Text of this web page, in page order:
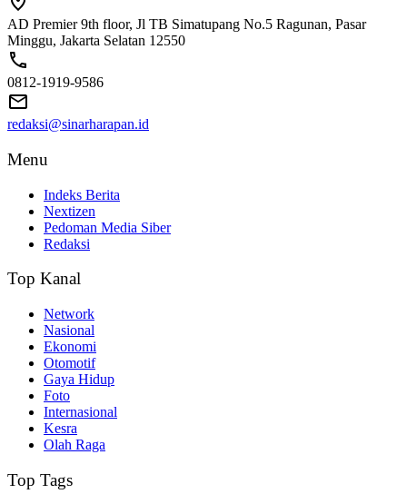
AD Premier 9th floor, Jl TB Simatupang No.5 Ragunan, Pasar
Minggu, Jakarta Selatan 12550
0812-1919-9586
redaksi@sinarharapan.id
Menu
Indeks Berita
Nextizen
Pedoman Media Siber
Redaksi
Top Kanal
Network
Nasional
Ekonomi
Otomotif
Gaya Hidup
Foto
Internasional
Kesra
Olah Raga
Top Tags